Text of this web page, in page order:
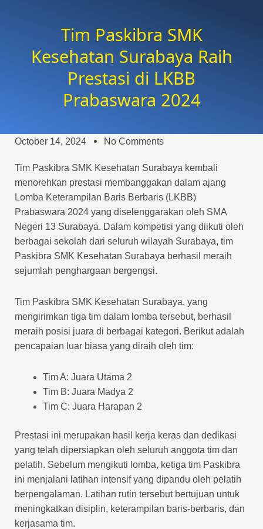
Tim Paskibra SMK
Kesehatan Surabaya Raih
Prestasi di LKBB
Prabaswara 2024
October 14, 2024 No Comments
Tim Paskibra SMK Kesehatan Surabaya kembali
menorehkan prestasi membanggakan dalam ajang
Lomba Keterampilan Baris Berbaris (LKBB)
Prabaswara 2024 yang diselenggarakan oleh SMA
Negeri 13 Surabaya. Dalam kompetisi yang diikuti oleh
berbagai sekolah dari seluruh wilayah Surabaya, tim
Paskibra SMK Kesehatan Surabaya berhasil meraih
sejumlah penghargaan bergengsi.
Tim Paskibra SMK Kesehatan Surabaya, yang
mengirimkan tiga tim dalam lomba tersebut, berhasil
meraih posisi juara di berbagai kategori. Berikut adalah
pencapaian luar biasa yang diraih oleh tim:
Tim A: Juara Utama 2
Tim B: Juara Madya 2
Tim C: Juara Harapan 2
Prestasi ini merupakan hasil kerja keras dan dedikasi
yang telah dipersiapkan oleh seluruh anggota tim dan
pelatih. Sebelum mengikuti lomba, ketiga tim Paskibra
ini menjalani latihan intensif yang dipandu oleh pelatih
berpengalaman. Latihan rutin tersebut bertujuan untuk
meningkatkan disiplin, keterampilan baris-berbaris, dan
kerjasama tim.